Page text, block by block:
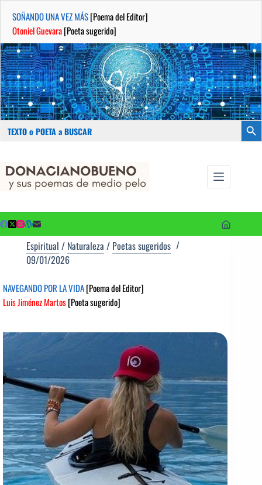
SOÑANDO UNA VEZ MÁS[Poema del Editor]
Otoniel Guevara[Poeta sugerido]
Buscar:
contenido
Espiritual / Naturaleza / Poetas sugeridos
09/01/2026
NAVEGANDO POR LA VIDA[Poema del Editor]
Luis Jiménez Martos[Poeta sugerido]